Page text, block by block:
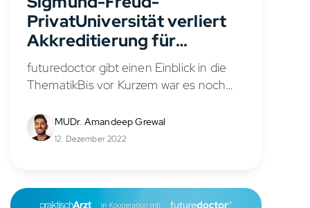
PrivatUniversität verliert
Akkreditierung für
Masterstudiengang
Medizin
futuredoctor gibt einen Einblick in die
ThematikBis vor Kurzem war es noch
PrivatUniversität in Wien Medizin zu
studieren und den Traum vom Beruf als
MUDr. Amandeep Grewal
12. Dezember 2022